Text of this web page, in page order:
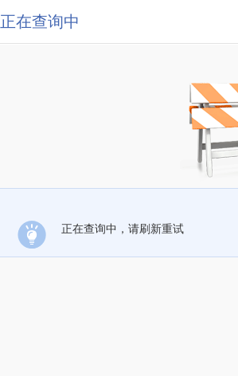
正在查询中
正在查询中，请刷新重试